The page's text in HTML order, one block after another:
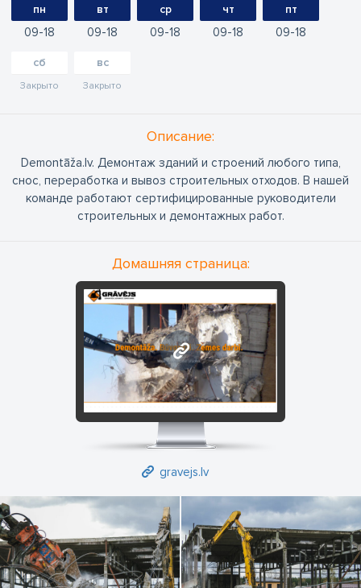
пн
09 18
вт
09 18
ср
09 18
чт
09 18
пт
09 18
сб
Закрыто
вс
Закрыто
Oписание:
Demontāža.lv. Демонтаж зданий и строений любого типа,
снос, переработка и вывоз строительных отходов. В нашей
команде работают сертифицированные руководители
строительных и демонтажных работ.
Домашняя страница:
gravejs.lv
gravejs.lv